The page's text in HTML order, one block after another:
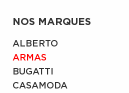
NOS MARQUES
ALBERTO
ARMAS
BUGATTI
CASAMODA